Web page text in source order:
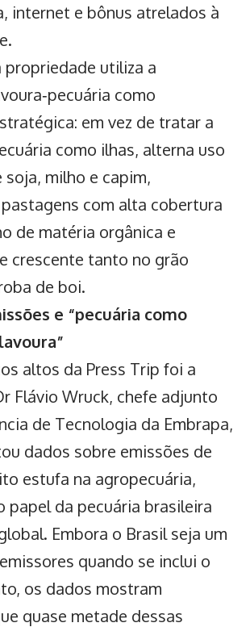
internet e bônus atrelados à
propriedade utiliza a
como
em vez de tratar a
como ilhas, alterna uso
soja, milho e capim,
com alta cobertura
de matéria orgânica e
crescente tanto no grão
de boi.
e “pecuária como
altos da Press Trip foi a
Flávio Wruck, chefe adjunto
de Tecnologia da Embrapa,
dados sobre emissões de
estufa na agropecuária,
papel da pecuária brasileira
Embora o Brasil seja um
quando se inclui o
os dados mostram
quase metade dessas